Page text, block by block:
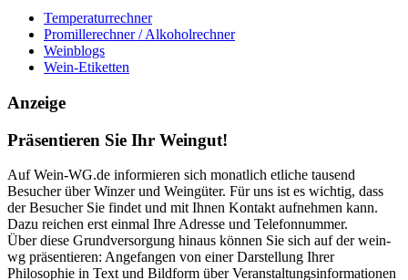
Temperaturrechner
Promillerechner / Alkoholrechner
Weinblogs
Wein-Etiketten
Anzeige
Präsentieren Sie Ihr Weingut!
Auf Wein-WG.de informieren sich monatlich etliche tausend
Besucher über Winzer und Weingüter. Für uns ist es wichtig, dass
der Besucher Sie findet und mit Ihnen Kontakt aufnehmen kann.
Dazu reichen erst einmal Ihre Adresse und Telefonnummer.
Über diese Grundversorgung hinaus können Sie sich auf der wein-
wg präsentieren: Angefangen von einer Darstellung Ihrer
Philosophie in Text und Bildform über Veranstaltungsinformationen